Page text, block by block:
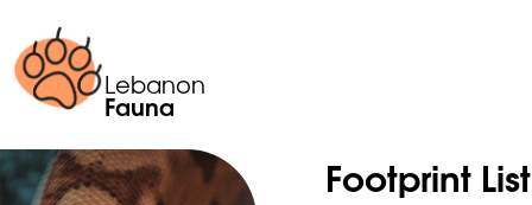
Lebanon
Fauna
Footprint List